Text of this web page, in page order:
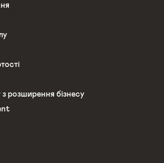
розширення бізнесу